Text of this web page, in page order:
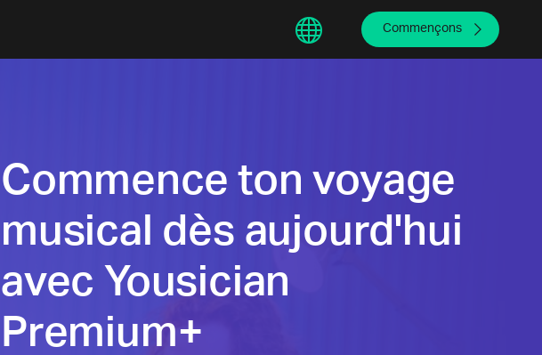
sphere
繁體中文 Commençons
Commence ton voyage
musical dès aujourd'hui
avec Yousician
Premium+